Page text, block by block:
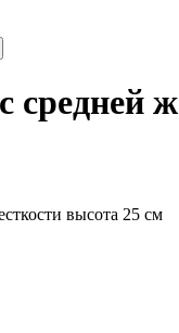
высота 25 см